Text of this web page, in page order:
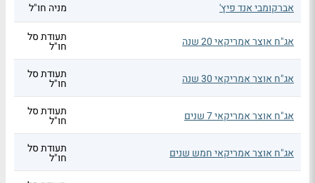
אברקומבי אנד פיץ' מניה חו"ל
אג"ח אוצר אמריקאי 20 שנה תעודת סל
חו"ל
אג"ח אוצר אמריקאי 30 שנה תעודת סל
חו"ל
אג"ח אוצר אמריקאי 7 שנים תעודת סל
חו"ל
אג"ח אוצר אמריקאי חמש שנים תעודת סל
חו"ל